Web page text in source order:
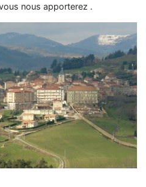
nous apporterez .